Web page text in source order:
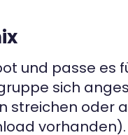
und passe es
sich
oder
vorhanden).